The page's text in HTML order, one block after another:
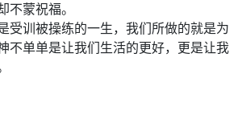
不蒙祝福。
受训被操练的一生，我们所做的就是为
不单单是让我们生活的更好，更是让我